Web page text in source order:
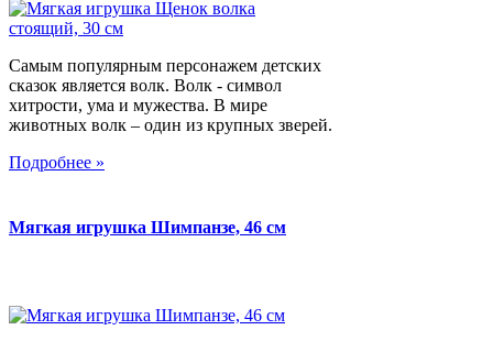
Самым популярным персонажем детских
сказок является волк. Волк - символ
хитрости, ума и мужества. В мире
животных волк – один из крупных зверей.
Подробнее »
Мягкая игрушка Шимпанзе, 46 см